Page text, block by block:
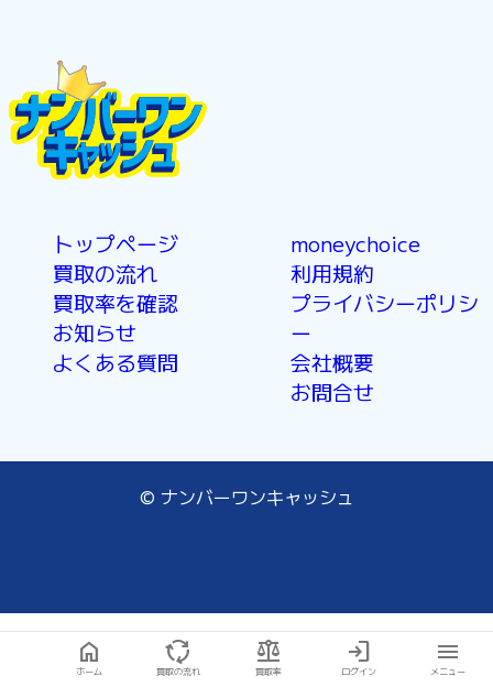
home
ホーム
cycle
買取の流れ
balance
買取率
login
ログイン
menu
メニュー
トップページ
買取の流れ
買取率を確認
お知らせ
よくある質問
moneychoice
利用規約
プライバシーポリシ
ー
会社概要
お問合せ
© ナンバーワンキャッシュ